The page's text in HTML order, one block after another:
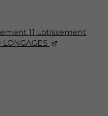
11 Lotissement
LONGAGES